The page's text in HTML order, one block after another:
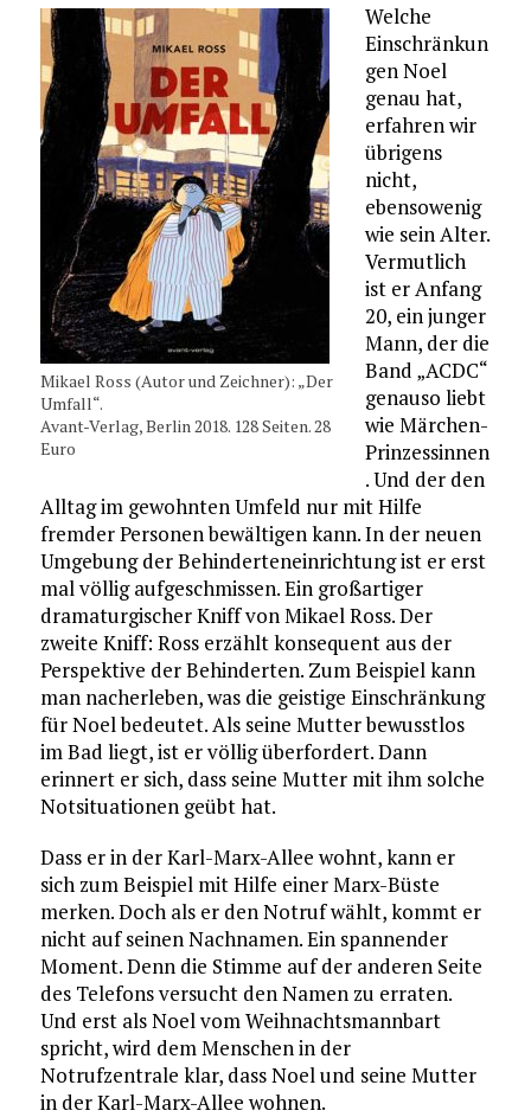
Mikael Ross (Autor und Zeichner): „Der
Umfall“.
Avant-Verlag, Berlin 2018. 128 Seiten. 28
Euro
Welche
Einschränkun
gen Noel
genau hat,
erfahren wir
übrigens
nicht,
ebensowenig
wie sein Alter.
Vermutlich
ist er Anfang
20, ein junger
Mann, der die
Band „ACDC“
genauso liebt
wie Märchen-
Prinzessinnen
. Und der den
Alltag im gewohnten Umfeld nur mit Hilfe
fremder Personen bewältigen kann. In der neuen
Umgebung der Behinderteneinrichtung ist er erst
mal völlig aufgeschmissen. Ein großartiger
dramaturgischer Kniff von Mikael Ross. Der
zweite Kniff: Ross erzählt konsequent aus der
Perspektive der Behinderten. Zum Beispiel kann
man nacherleben, was die geistige Einschränkung
für Noel bedeutet. Als seine Mutter bewusstlos
im Bad liegt, ist er völlig überfordert. Dann
erinnert er sich, dass seine Mutter mit ihm solche
Notsituationen geübt hat.
Dass er in der Karl-Marx-Allee wohnt, kann er
sich zum Beispiel mit Hilfe einer Marx-Büste
merken. Doch als er den Notruf wählt, kommt er
nicht auf seinen Nachnamen. Ein spannender
Moment. Denn die Stimme auf der anderen Seite
des Telefons versucht den Namen zu erraten.
Und erst als Noel vom Weihnachtsmannbart
spricht, wird dem Menschen in der
Notrufzentrale klar, dass Noel und seine Mutter
in der Karl-Marx-Allee wohnen.